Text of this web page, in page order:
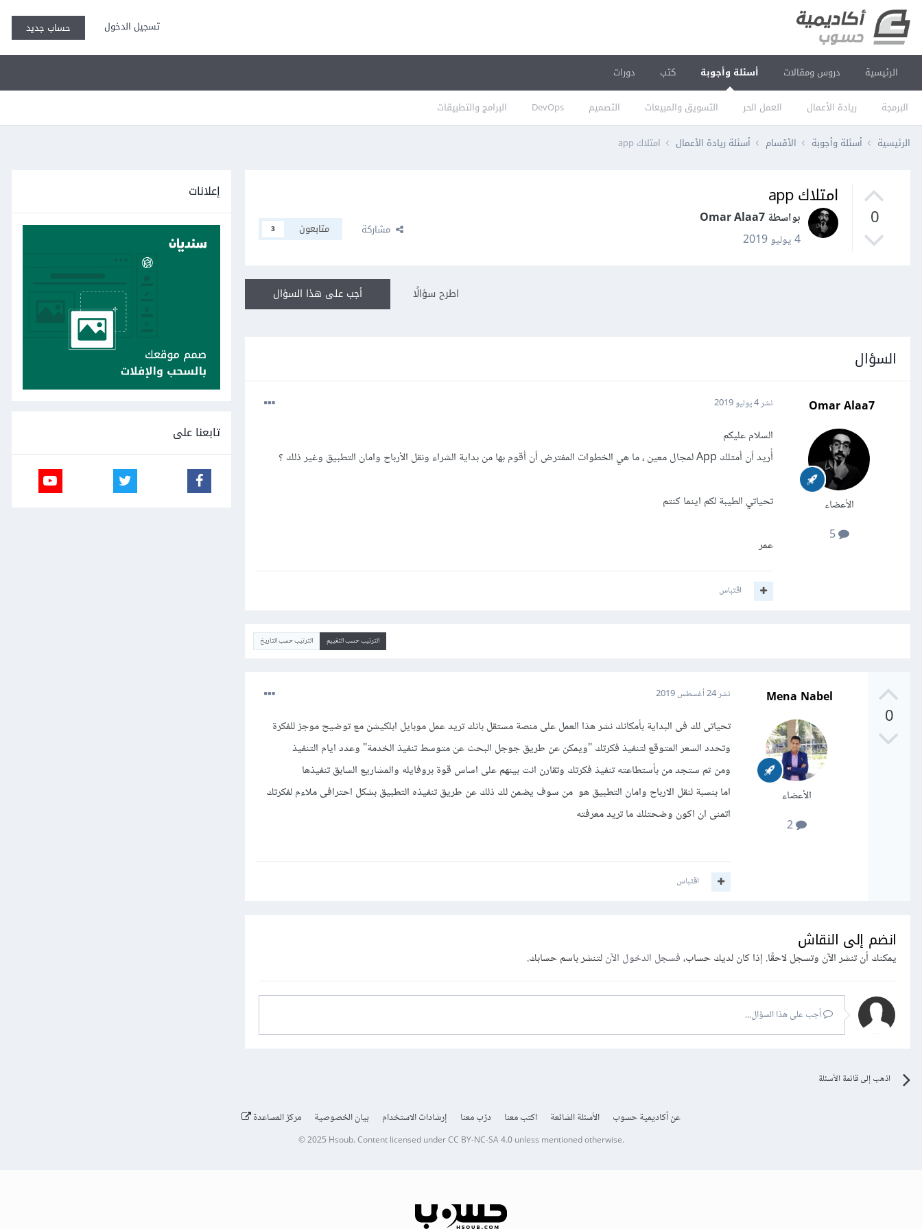
تسجيل الدخول حساب جديد
الرئيسية دروس ومقالات أسئلة وأجوبة
البرمجة ريادة الأعمال العمل الحر التسويق والمبيعات التصميم DevOps البرامج والتطبيقات
كتب دورات
الرئيسية أسئلة وأجوبة الأقسام أسئلة ريادة الأعمال امتلاك app
0
امتلاك app
بواسطة Omar Alaa7
4 يوليو 2019
مشاركة متابعون 3
أجب على هذا السؤال اطرح سؤالًا
السؤال
Omar Alaa7
الأعضاء
5
نشر4 يوليو 2019
السلام عليكم
أُريد أن أمتلك App لمجال معين ، ما هي الخطوات المفترض أن أقوم بها من بداية الشراء ونقل الأرباح وامان التطبيق وغير ذلك ؟
تحياتي الطيبة لكم اينما كنتم
عمر
اقتباس
الترتيب حسب التقييم الترتيب حسب التاريخ
0
Mena Nabel
الأعضاء
2
نشر24 أغسطس 2019
تحياتى لك فى البداية بأمكانك نشر هذا العمل على منصة مستقل بانك تريد عمل موبايل ابلكيشن مع توضيح موجز للفكرة
وتحدد السعر المتوقع لتنفيذ فكرتك "ويمكن عن طريق جوجل البحث عن متوسط تنفيذ الخدمة" وعدد ايام التنفيذ
ومن ثم ستجد من بأستطاعته تنفيذ فكرتك وتقارن انت بينهم على اساس قوة بروفايله والمشاريع السابق تنفيذها
اما بنسبة لنقل الارباح وامان التطبيق هو من سوف يضمن لك ذلك عن طريق تنفيذه التطبيق بشكل احترافى ملاءم لفكرتك
اتمنى ان اكون وضحتلك ما تريد معرفته
اقتباس
انضم إلى النقاش
يمكنك أن تنشر الآن وتسجل لاحقًا. إذا كان لديك حساب،فسجل الدخول الآنلتنشر باسم حسابك.
أجب على هذا السؤال...
اذهب إلى قائمة الأسئلة
إعلانات
تابعنا على
عن أكاديمية حسوب الأسئلة الشائعة اكتب معنا درّب معنا إرشادات الاستخدام بيان الخصوصية مركز المساعدة
© 2025 Hsoub.Content licensed underCC BY-NC-SA 4.0unless mentioned otherwise.